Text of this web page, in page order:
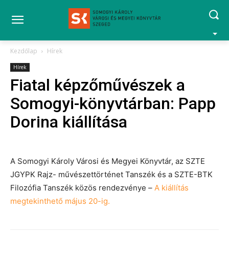
Kezdőlap Hírek
Hírek
Fiatal képzőművészek a
Somogyi-könyvtárban: Papp
Dorina kiállítása
A Somogyi Károly Városi és Megyei Könyvtár, az SZTE
JGYPK Rajz- művészettörténet Tanszék és a SZTE-BTK
Filozófia Tanszék közös rendezvénye – A kiállítás
megtekinthető május 20-ig.